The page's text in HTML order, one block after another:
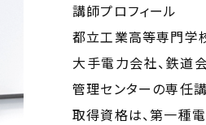
講師プロフィール
都立工業高等専門学
大手電力会社、鉄道
管理センターの専任
取得資格は、第一種